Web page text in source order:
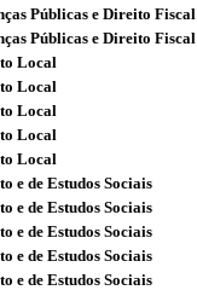
Públicas e Direito Fiscal
Públicas e Direito Fiscal
Local
Local
Local
Local
Local
e de Estudos Sociais
e de Estudos Sociais
e de Estudos Sociais
e de Estudos Sociais
e de Estudos Sociais